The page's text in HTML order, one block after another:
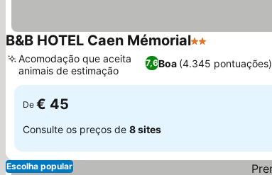
B&B HOTEL Caen Mémorial2 Estrelas
7,6Boa (4.345 pontuações)
Acomodação que aceita
animais de estimação
De € 45
Consulte os preços de 8 sites
Escolha popular